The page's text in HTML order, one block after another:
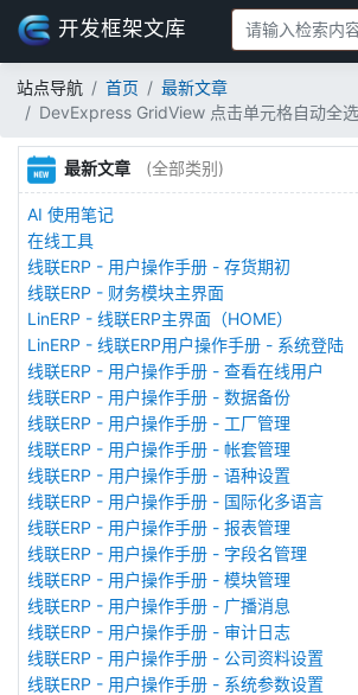
开发框架文库
站点导航 首页
最新文章
DevExpress GridView 点击单元格自动全
最新文章 (全部类别)
AI 使用笔记
在线工具
线联ERP - 用户操作手册 - 存货期初
线联ERP - 财务模块主界面
LinERP - 线联ERP主界面（HOME）
LinERP - 线联ERP用户操作手册 - 系统登陆
线联ERP - 用户操作手册 - 查看在线用户
线联ERP - 用户操作手册 - 数据备份
线联ERP - 用户操作手册 - 工厂管理
线联ERP - 用户操作手册 - 帐套管理
线联ERP - 用户操作手册 - 语种设置
线联ERP - 用户操作手册 - 国际化多语言
线联ERP - 用户操作手册 - 报表管理
线联ERP - 用户操作手册 - 字段名管理
线联ERP - 用户操作手册 - 模块管理
线联ERP - 用户操作手册 - 广播消息
线联ERP - 用户操作手册 - 审计日志
线联ERP - 用户操作手册 - 公司资料设置
线联ERP - 用户操作手册 - 系统参数设置